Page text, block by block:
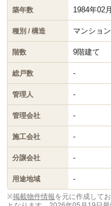
築年数 1984年02
種別 / 構造 マンショ
階数 9階建て
総戸数 -
管理人 -
管理会社 -
施工会社 -
分譲会社 -
用途地域 -
※掲載物件情報を元に作成して